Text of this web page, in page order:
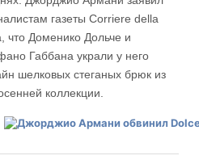
газеты Corriere della
что Доменико Дольче и
Габбана украли у него
шелковых стеганых брюк из
коллекции.